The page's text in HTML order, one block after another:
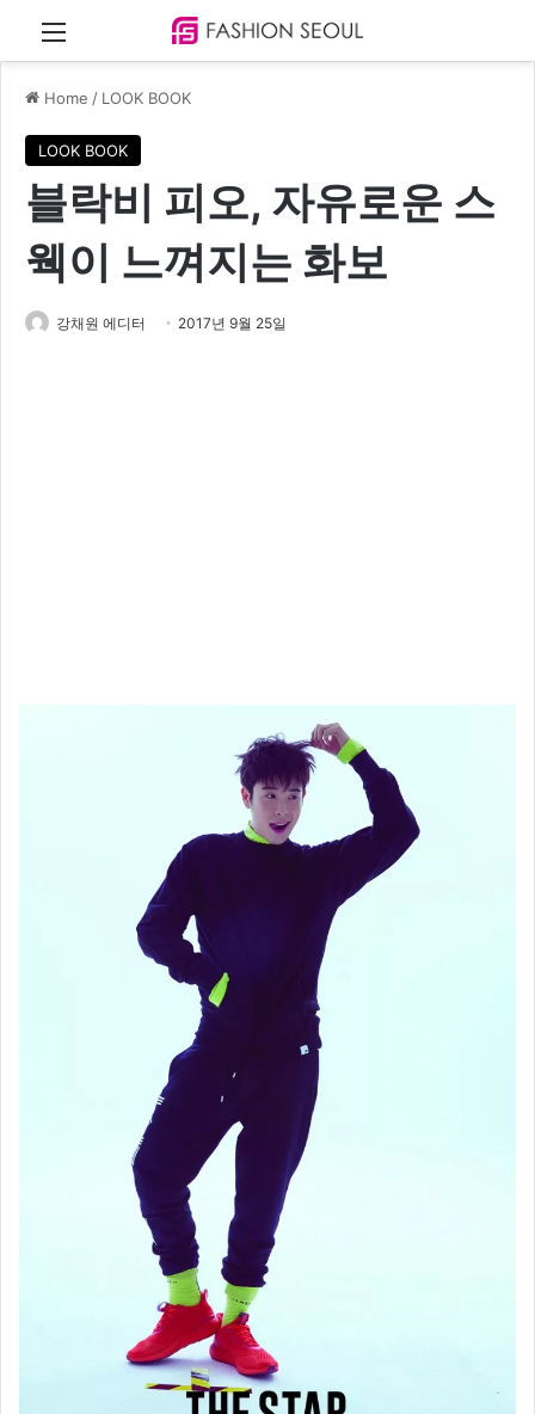
Home / LOOK BOOK
LOOK BOOK
블락비 피오, 자유로운 스
웩이 느껴지는 화보
강채원 에디터 2017년 9월 25일